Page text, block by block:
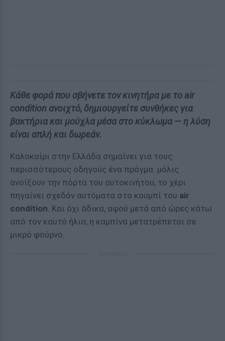
Κάθε φορά που σβήνετε τον κινητήρα με το air
condition ανοιχτό, δημιουργείτε συνθήκες για
βακτήρια και μούχλα μέσα στο κύκλωμα — η λύση
είναι απλή και δωρεάν.
Καλοκαίρι στην Ελλάδα σημαίνει για τους
περισσότερους οδηγούς ένα πράγμα: μόλις
ανοίξουν την πόρτα του αυτοκινήτου, το χέρι
πηγαίνει σχεδόν αυτόματα στο κουμπί του air
condition. Και όχι άδικα, αφού μετά από ώρες κάτω
από τον καυτό ήλιο, η καμπίνα μετατρέπεται σε
μικρό φούρνο.